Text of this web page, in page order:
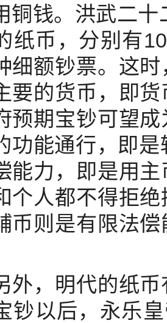
铜钱。洪武二
纸币，分别有
细额钞票。这
要的货币，即
预期宝钞可望
功能通行，即
能力，即是用
个人都不得拒
币则是有限法
，明代的纸币
钞以后，永乐